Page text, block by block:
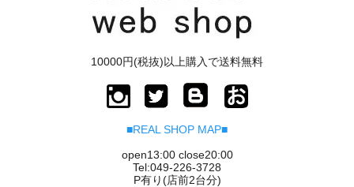
10000円(税抜)以上購入で送料無料
■REAL SHOP MAP■
open13:00 close20:00
Tel:049-226-3728
P有り(店前2台分)